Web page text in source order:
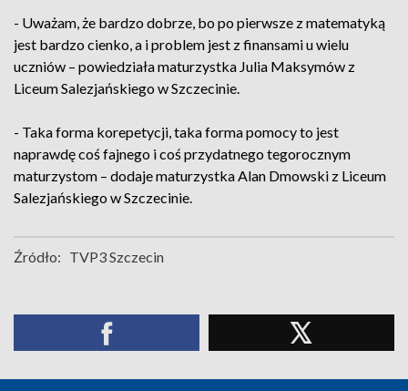
- Uważam, że bardzo dobrze, bo po pierwsze z matematyką
jest bardzo cienko, a i problem jest z finansami u wielu
uczniów – powiedziała maturzystka Julia Maksymów z
Liceum Salezjańskiego w Szczecinie.
- Taka forma korepetycji, taka forma pomocy to jest
naprawdę coś fajnego i coś przydatnego tegorocznym
maturzystom – dodaje maturzystka Alan Dmowski z Liceum
Salezjańskiego w Szczecinie.
Źródło: TVP3 Szczecin